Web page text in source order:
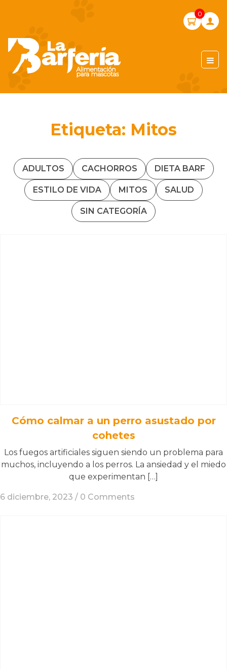
LA BARFERIA PERÚ
0
Etiqueta: Mitos
ADULTOS CACHORROS DIETA BARF
ESTILO DE VIDA MITOS SALUD
SIN CATEGORÍA
Cómo calmar a un perro asustado por
cohetes
Los fuegos artificiales siguen siendo un problema para
muchos, incluyendo a los perros. La ansiedad y el miedo
que experimentan […]
6 diciembre, 2023 / 0 Comments